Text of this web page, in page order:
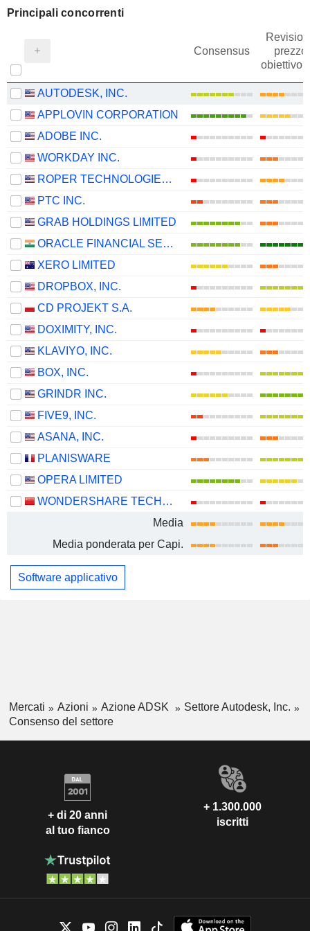
Principali concorrenti
Consensus
prezzo
obiettivo
AUTODESK, INC.
APPLOVIN CORPORATION
ADOBE INC.
WORKDAY INC.
ROPER TECHNOLOGIES, INC.
PTC INC.
GRAB HOLDINGS LIMITED
ORACLE FINANCIAL SERVICES SOFTWARE LIMITED
XERO LIMITED
DROPBOX, INC.
CD PROJEKT S.A.
DOXIMITY, INC.
KLAVIYO, INC.
BOX, INC.
GRINDR INC.
FIVE9, INC.
ASANA, INC.
PLANISWARE
OPERA LIMITED
WONDERSHARE TECHNOLOGY GROUP CO., LTD.
Media
Media ponderata per Capi.
Software applicativo
Mercati Azioni Azione ADSK
Settore Autodesk, Inc.
Consenso del settore
+ di 20 anni
al tuo fianco
+ 1.300.000
iscritti